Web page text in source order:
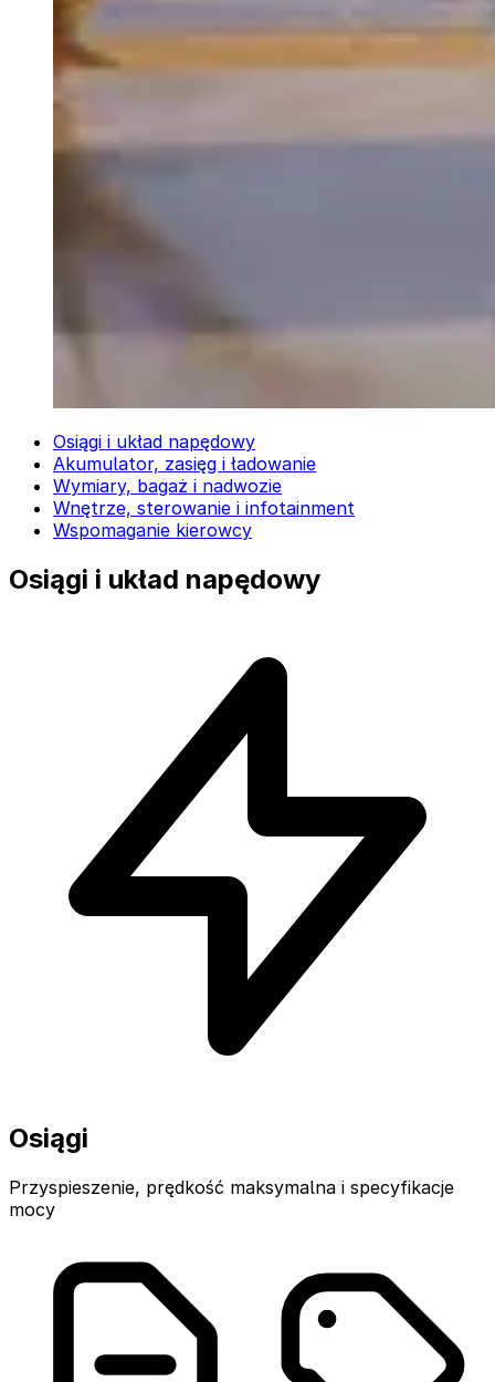
Osiągi i układ napędowy
Akumulator, zasięg i ładowanie
Wymiary, bagaż i nadwozie
Wnętrze, sterowanie i infotainment
Wspomaganie kierowcy
Osiągi i układ napędowy
Osiągi
Przyspieszenie, prędkość maksymalna i specyfikacje
mocy